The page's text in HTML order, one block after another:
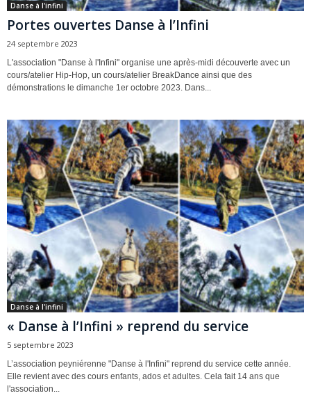
Danse à l'infini
Portes ouvertes Danse à l’Infini
24 septembre 2023
L'association "Danse à l'Infini" organise une après-midi découverte avec un
cours/atelier Hip-Hop, un cours/atelier BreakDance ainsi que des
démonstrations le dimanche 1er octobre 2023. Dans...
Danse à l'infini
« Danse à l’Infini » reprend du service
5 septembre 2023
L’association peyniérenne "Danse à l'Infini" reprend du service cette année.
Elle revient avec des cours enfants, ados et adultes. Cela fait 14 ans que
l'association...